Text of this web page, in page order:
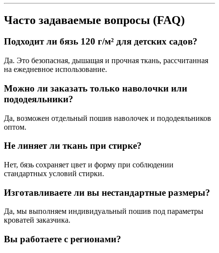
Часто задаваемые вопросы (FAQ)
Подходит ли бязь 120 г/м² для детских садов?
Да. Это безопасная, дышащая и прочная ткань, рассчитанная
на ежедневное использование.
Можно ли заказать только наволочки или
пододеяльники?
Да, возможен отдельный пошив наволочек и пододеяльников
оптом.
Не линяет ли ткань при стирке?
Нет, бязь сохраняет цвет и форму при соблюдении
стандартных условий стирки.
Изготавливаете ли вы нестандартные размеры?
Да, мы выполняем индивидуальный пошив под параметры
кроватей заказчика.
Вы работаете с регионами?